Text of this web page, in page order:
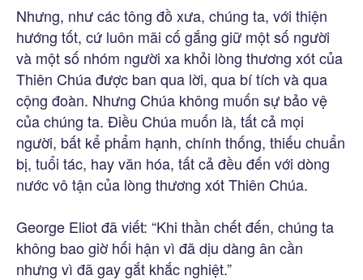
Nhưng, như các tông đồ xưa, chúng ta, với thiện
hướng tốt, cứ luôn mãi cố gắng giữ một số người
và một số nhóm người xa khỏi lòng thương xót của
Thiên Chúa được ban qua lời, qua bí tích và qua
cộng đoàn. Nhưng Chúa không muốn sự bảo vệ
của chúng ta. Điều Chúa muốn là, tất cả mọi
người, bất kể phẩm hạnh, chính thống, thiếu chuẩn
bị, tuổi tác, hay văn hóa, tất cả đều đến với dòng
nước vô tận của lòng thương xót Thiên Chúa.
George Eliot đã viết: “Khi thần chết đến, chúng ta
không bao giờ hối hận vì đã dịu dàng ân cần
nhưng vì đã gay gắt khắc nghiệt.”